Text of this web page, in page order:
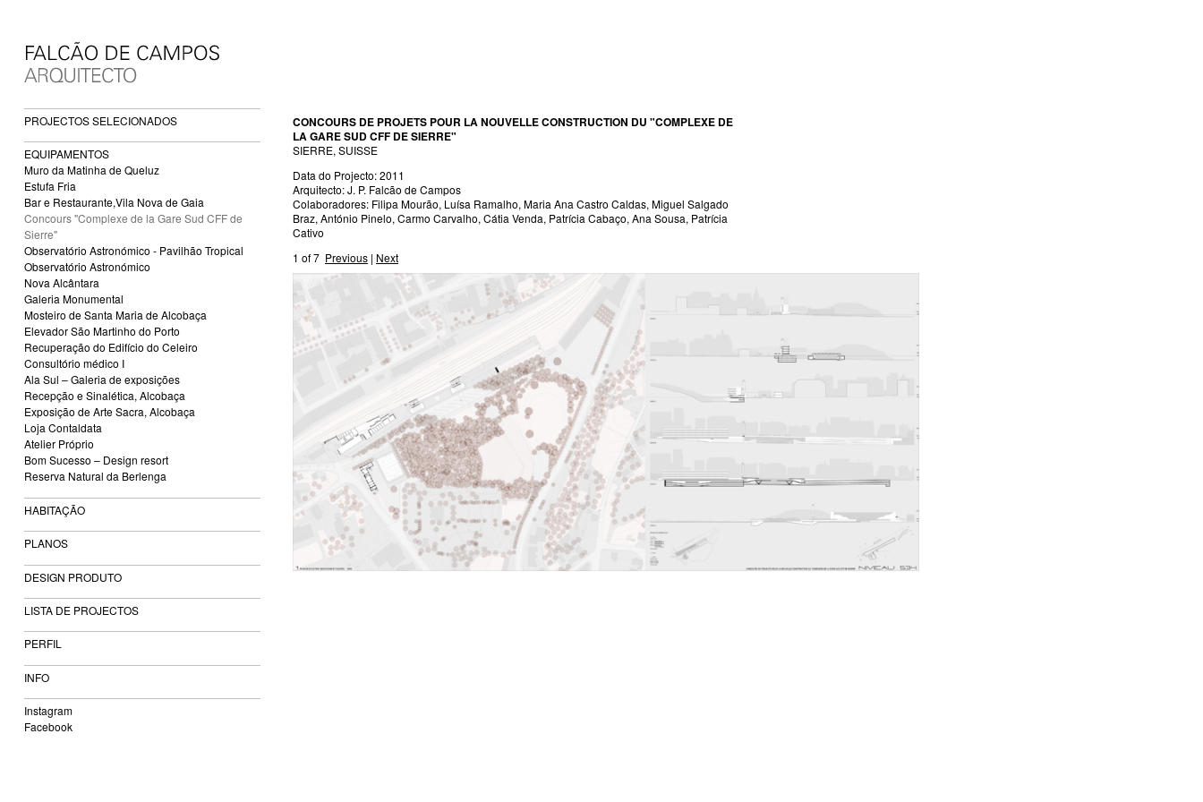
PROJECTOS SELECIONADOS
EQUIPAMENTOS
Muro da Matinha de Queluz
Estufa Fria
Bar e Restaurante,Vila Nova de Gaia
Concours "Complexe de la Gare Sud CFF de
Sierre"
Observatório Astronómico - Pavilhão Tropical
Observatório Astronómico
Nova Alcântara
Galeria Monumental
Mosteiro de Santa Maria de Alcobaça
Elevador São Martinho do Porto
Recuperação do Edifício do Celeiro
Consultório médico I
Ala Sul – Galeria de exposições
Recepção e Sinalética, Alcobaça
Exposição de Arte Sacra, Alcobaça
Loja Contaldata
Atelier Próprio
Bom Sucesso – Design resort
Reserva Natural da Berlenga
HABITAÇÃO
PLANOS
DESIGN PRODUTO
LISTA DE PROJECTOS
PERFIL
INFO
Instagram
Facebook
CONCOURS DE PROJETS POUR LA NOUVELLE CONSTRUCTION DU "COMPLEXE DE
LA GARE SUD CFF DE SIERRE"
SIERRE, SUISSE
Data do Projecto: 2011
Arquitecto: J. P. Falcão de Campos
Colaboradores: Filipa Mourão, Luísa Ramalho, Maria Ana Castro Caldas, Miguel Salgado
Braz, António Pinelo, Carmo Carvalho, Cátia Venda, Patrícia Cabaço, Ana Sousa, Patrícia
Cativo
1 of 7 Previous | Next